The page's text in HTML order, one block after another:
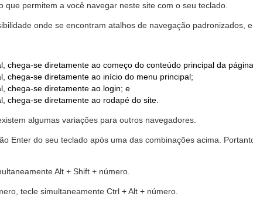
permitem a você navegar neste site com o seu teclado.
onde se encontram atalhos de navegação padronizados,
chega-se diretamente ao começo do conteúdo principal da
chega-se diretamente ao início do menu principal;
chega-se diretamente ao login; e
chega-se diretamente ao rodapé do site.
algumas variações para outros navegadores.
Enter do seu teclado após uma das combinações acima.
Alt + Shift + número.
tecle simultaneamente Ctrl + Alt + número.